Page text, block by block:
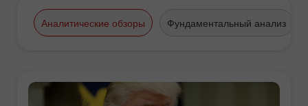
Аналитические обзоры Фундаментальный анализ